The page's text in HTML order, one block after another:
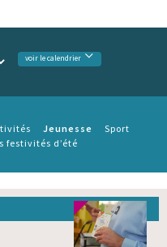
voir le calendrier
Jeunesse
Sport
festivités d’été